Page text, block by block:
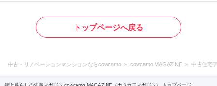
トップページへ戻る
中古・リノベーションマンションならcowcamo cowcamo MAGAZINE 中古住宅
街と暮らしの先輩マガジン cowcamo MAGAZINE（カウカモマガジン） トップページ